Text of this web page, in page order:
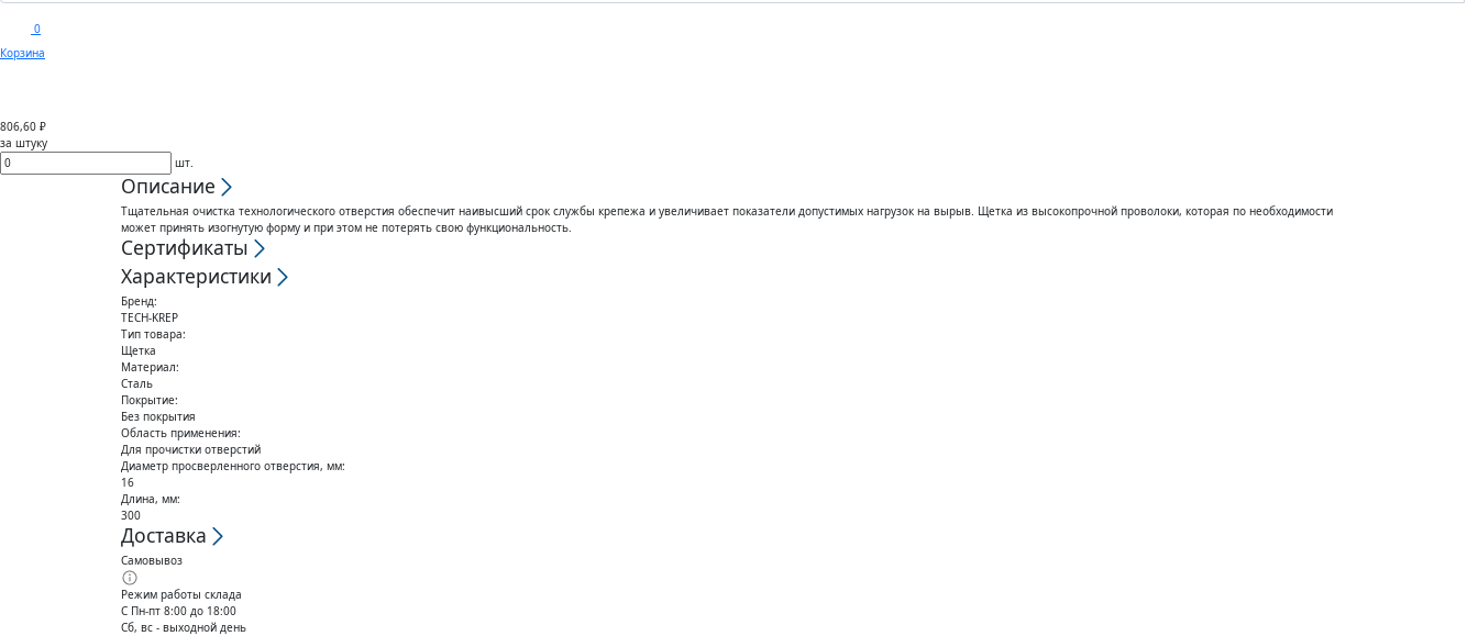
0
Корзина
806,60 ₽
за штуку
шт.
Описание
Тщательная очистка технологического отверстия обеспечит наивысший срок службы крепежа и увеличивает показатели допустимых нагрузок на вырыв. Щетка из высокопрочной проволоки, которая по необходимости
может принять изогнутую форму и при этом не потерять свою функциональность.
Сертификаты
Характеристики
Бренд:
TECH-KREP
Тип товара:
Щетка
Материал:
Сталь
Покрытие:
Без покрытия
Область применения:
Для прочистки отверстий
Диаметр просверленного отверстия, мм:
16
Длина, мм:
300
Доставка
Самовывоз
Режим работы склада
С Пн-пт 8:00 до 18:00
Сб, вс - выходной день